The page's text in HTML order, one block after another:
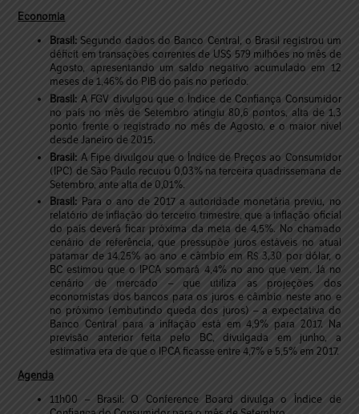
Economia
Brasil: Segundo dados do Banco Central, o Brasil registrou um
déficit em transações correntes de US$ 579 milhões no mês de
Agosto, apresentando um saldo negativo acumulado em 12
meses de 1,46% do PIB do país no período.
Brasil: A FGV divulgou que o Índice de Confiança Consumidor
no país no mês de Setembro atingiu 80,6 pontos, alta de 1,3
ponto frente o registrado no mês de Agosto, e o maior nível
desde Janeiro de 2015.
Brasil: A Fipe divulgou que o Índice de Preços ao Consumidor
(IPC) de São Paulo recuou 0,03% na terceira quadrissemana de
Setembro, ante alta de 0,01%.
Brasil: Para o ano de 2017 a autoridade monetária previu, no
relatório de inflação do terceiro trimestre, que a inflação oficial
do país deverá ficar próxima da meta de 4,5%. No chamado
cenário de referência, que pressupõe juros estáveis no atual
patamar de 14,25% ao ano e câmbio em R$ 3,30 por dólar, o
BC estimou que o IPCA somará 4,4% no ano que vem. Já no
cenário de mercado – que utiliza as projeções dos
economistas dos bancos para os juros e câmbio neste ano e
no próximo (embutindo queda dos juros) – a expectativa do
Banco Central para a inflação está em 4,9% para 2017. Na
previsão anterior feita pelo BC, divulgada em junho, a
estimativa era de que o IPCA ficasse entre 4,7% e 5,5% em 2017.
Agenda
11h00 – Brasil: O Conference Board divulga o Índice de